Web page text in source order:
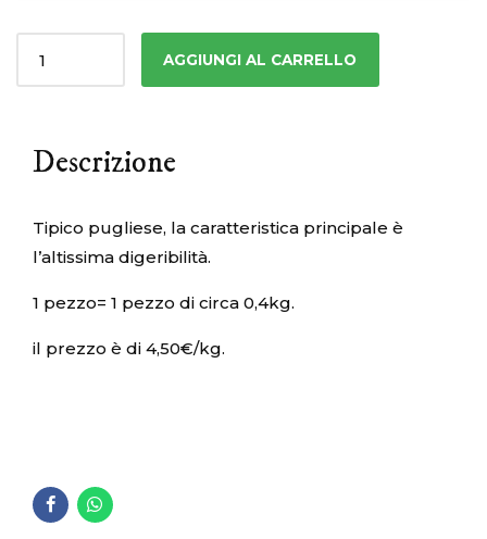
AGGIUNGI AL CARRELLO
Descrizione
Tipico pugliese, la caratteristica principale è
l’altissima digeribilità.
1 pezzo= 1 pezzo di circa 0,4kg.
il prezzo è di 4,50€/kg.